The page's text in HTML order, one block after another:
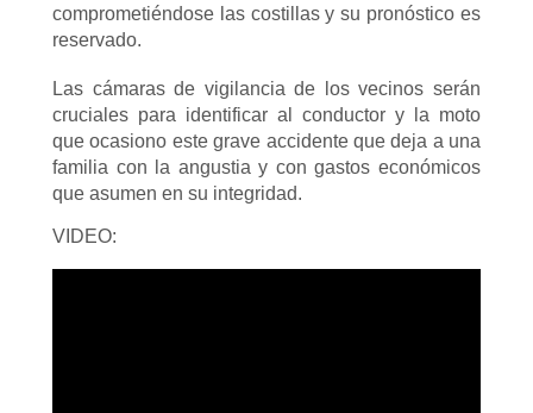
comprometiéndose las costillas y su pronóstico es
reservado.
Las cámaras de vigilancia de los vecinos serán
cruciales para identificar al conductor y la moto
que ocasiono este grave accidente que deja a una
familia con la angustia y con gastos económicos
que asumen en su integridad.
VIDEO: